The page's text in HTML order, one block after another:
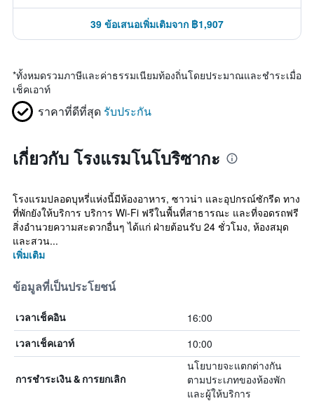
39 ข้อเสนอเพิ่มเติมจาก ฿1,907
*ทั้งหมดรวมภาษีและค่าธรรมเนียมท้องถิ่นโดยประมาณและชำระเมื่อ
เช็คเอาท์
ราคาที่ดีที่สุด รับประกัน
เกี่ยวกับ โรงแรมโนโบริซากะ
โรงแรมปลอดบุหรี่แห่งนี้มีห้องอาหาร, ซาวน่า และอุปกรณ์ซักรีด ทาง
ที่พักยังให้บริการ บริการ Wi-Fi ฟรีในพื้นที่สาธารณะ และที่จอดรถฟรี
สิ่งอำนวยความสะดวกอื่นๆ ได้แก่ ฝ่ายต้อนรับ 24 ชั่วโมง, ห้องสมุด
และสวน...
เพิ่มเติม
ข้อมูลที่เป็นประโยชน์
เวลาเช็คอิน 16:00
เวลาเช็คเอาท์ 10:00
การชำระเงิน & การยกเลิก
นโยบายจะแตกต่างกัน
ตามประเภทของห้องพัก
และผู้ให้บริการ